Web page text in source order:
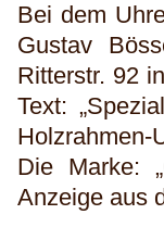
Bei dem
Gustav
Ritterstr. 92
Text:
Die Marke:
Anzeige aus